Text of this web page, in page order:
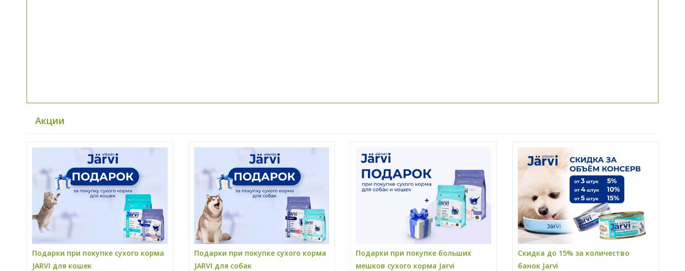
Акции
Подарки при покупке сухого корма
JARVI для кошек
Подарки при покупке сухого корма
JARVI для собак
Подарки при покупке больших
мешков сухого корма Jarvi
Скидка до 15% за количество
банок Jarvi